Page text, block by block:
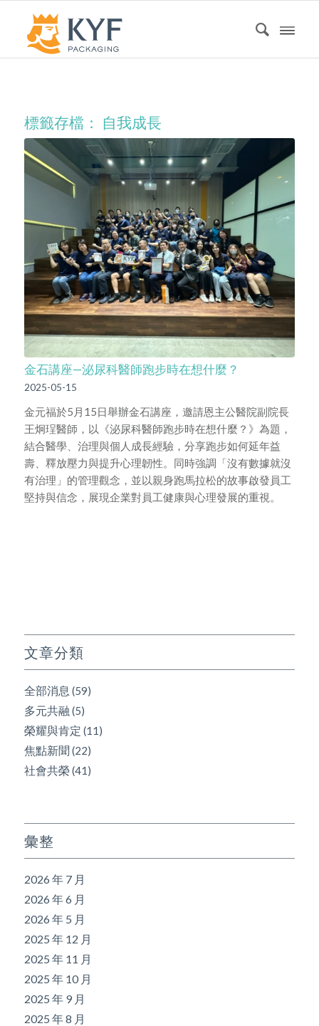
標籤存檔： 自我成長
金石講座—泌尿科醫師跑步時在想什麼？
2025-05-15
金元福於5月15日舉辦金石講座，邀請恩主公醫院副院長
王炯珵醫師，以《泌尿科醫師跑步時在想什麼？》為題，
結合醫學、治理與個人成長經驗，分享跑步如何延年益
壽、釋放壓力與提升心理韌性。同時強調「沒有數據就沒
有治理」的管理觀念，並以親身跑馬拉松的故事啟發員工
堅持與信念，展現企業對員工健康與心理發展的重視。
文章分類
全部消息 (59)
多元共融 (5)
榮耀與肯定 (11)
焦點新聞 (22)
社會共榮 (41)
彙整
2026 年 7 月
2026 年 6 月
2026 年 5 月
2025 年 12 月
2025 年 11 月
2025 年 10 月
2025 年 9 月
2025 年 8 月